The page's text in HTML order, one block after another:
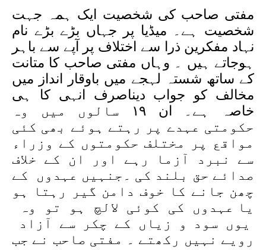
مفتی صاحب کی شخصیت ایک ہمہ جہت
شخصیت ہے۔ میڈیا پر جہاں بڑے بڑے نام
نہاد مفکرین ذرا سے اختلاف پر آپے سے باہر
ہوجاتے ہیں ۔ وہاں مفتی صاحب کا متانت
کے ساتھ شستہ لہجے میں باوقار انداز میں
مخالف کو جواب دیناصرف انہی کا ہی
خاصہ ہے۔ ان ۱۹ سالوں میں وہ
حکومتی عہدے پر رہتے ہوئے بھی کئی
مواقع پر مختلف حکومتوں کے وزراء
سے نبرد آزما رہے اور ان کے خلاف
صدائے حق بلند کی ۔جنہیں عہدوں کے
چھن جانے کا خوف دامن گیر رہتا ہو
یا عہدوں کی کوئی لالچ ہو تو وہ
یوں سود و زیاں کے چکر سے آزاد
رویے نہیں رکھتے ۔ مفتی صاحب نے جب